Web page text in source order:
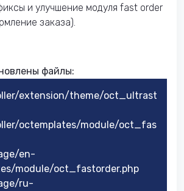
и улучшение модуля fast order
заказа).
файлы:
extension/theme/oct_ultrast
octemplates/module/oct_fas
en-
module/oct_fastorder.php
ru-